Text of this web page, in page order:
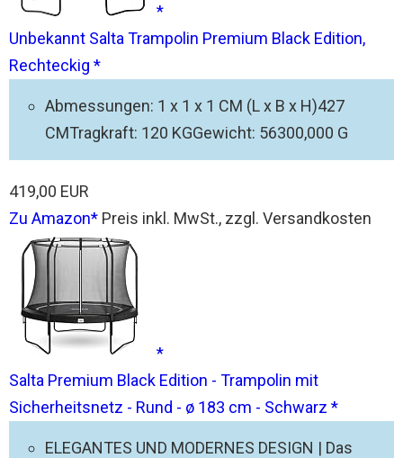
Unbekannt Salta Trampolin Premium Black Edition,
Rechteckig
Abmessungen: 1 x 1 x 1 CM (L x B x H)427
CMTragkraft: 120 KGGewicht: 56300,000 G
419,00 EUR
Zu Amazon
Preis inkl. MwSt., zzgl. Versandkosten
Salta Premium Black Edition - Trampolin mit
Sicherheitsnetz - Rund - ø 183 cm - Schwarz
ELEGANTES UND MODERNES DESIGN | Das